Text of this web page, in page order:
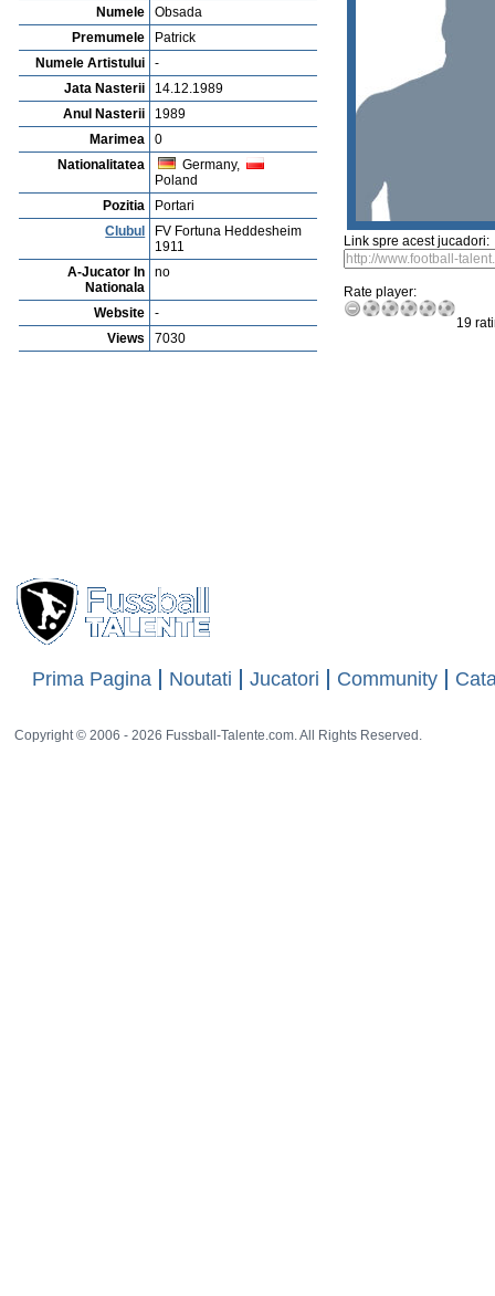
Numele
Obsada
Premumele
Patrick
Numele Artistului
-
Jata Nasterii
14.12.1989
Anul Nasterii
1989
Marimea
0
Nationalitatea
Germany,
Poland
Pozitia
Portari
Clubul
FV Fortuna Heddesheim
1911
A-Jucator In
Nationala
no
Website
-
Views
7030
Link spre acest jucadori:
Rate player:
19
Prima Pagina Noutati Jucatori Community
Copyright © 2006 - 2026 Fussball-Talente.com. All Rights Reserved.